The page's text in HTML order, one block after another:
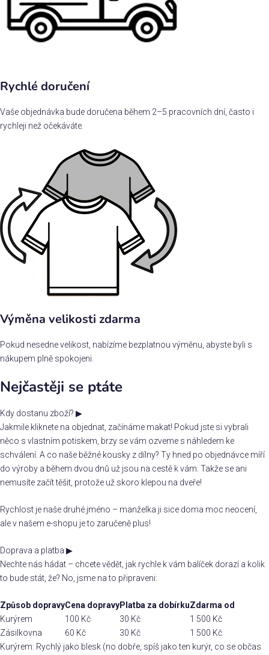
Rychlé doručení
Vaše objednávka bude doručena během 2–5 pracovních dní, často i
rychleji než očekáváte.
Výměna velikosti zdarma
Pokud nesedne velikost, nabízíme bezplatnou výměnu, abyste byli s
nákupem plně spokojeni.
Nejčastěji se ptáte
Kdy dostanu zboží? ▶
Jakmile kliknete na objednat, začínáme makat! Pokud jste si vybrali
něco s vlastním potiskem, brzy se vám ozveme s náhledem ke
schválení. A co naše běžné kousky z dílny? Ty hned po objednávce míří
do výroby a během dvou dnů už jsou na cestě k vám. Takže se ani
nemusíte začít těšit, protože už skoro klepou na dveře!
Rychlost je naše druhé jméno – manželka ji sice doma moc neocení,
ale v našem e-shopu je to zaručeně plus!
Doprava a platba ▶
Nechte nás hádat – chcete vědět, jak rychle k vám balíček dorazí a kolik
to bude stát, že? No, jsme na to připraveni:
Způsob dopravyCena dopravyPlatba za dobírkuZdarma od
Kurýrem
100 Kč 30 Kč
1 500 Kč
Zásilkovna
60 Kč 30 Kč
1 500 Kč
Kurýrem: Rychlý jako blesk (no dobře, spíš jako ten kurýr, co se občas